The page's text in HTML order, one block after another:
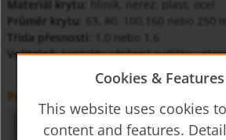
Materiál krytu : hliník, nerez, plast, ocel
Průměr krytu
Třída přesnosti
Volitelně: kontakty, vlečená ručička ,
Prospekt
tnf-gb-temperature 916
Cookies & Features
This website uses cookies
content and features.